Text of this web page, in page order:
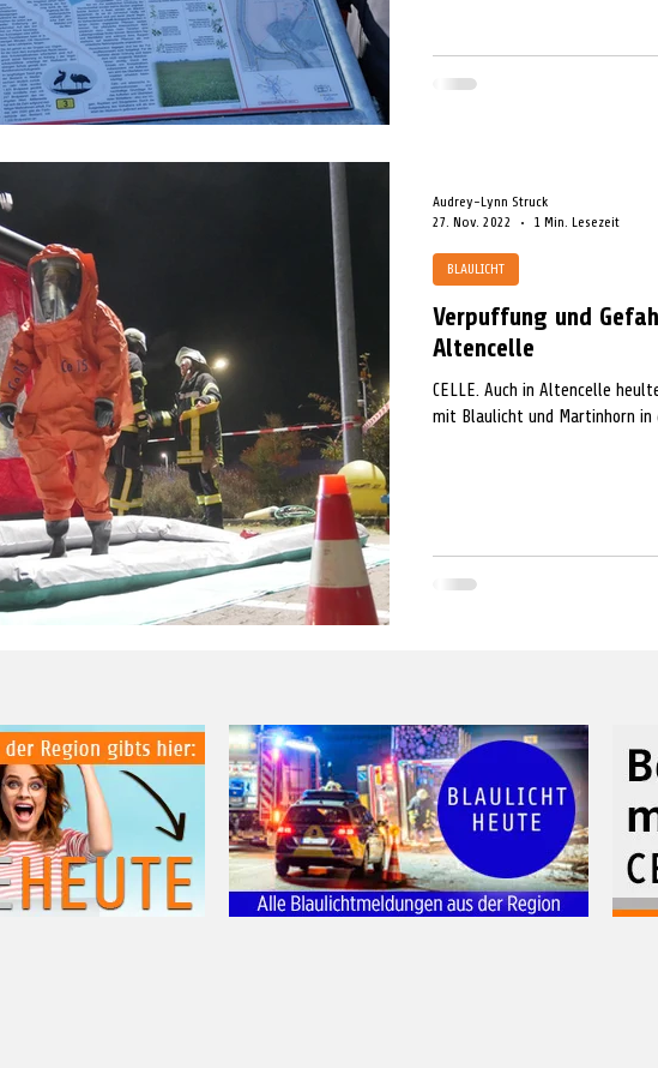
Verpuffung und
Altencelle
CELLE. Auch in Altencelle
mit Blaulicht und Martinhorn in
BLAULICHT
Audrey-Lynn Struck
27. Nov. 2022
1 Min. Lesezeit